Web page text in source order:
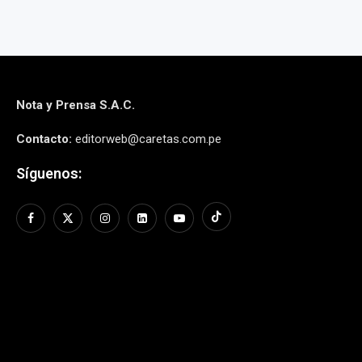
Nota y Prensa S.A.C.
Contacto: editorweb@caretas.com.pe
Síguenos: